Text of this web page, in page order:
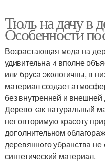
Тюль на дачу в
Особенности
Возрастающая мода на
удивительна и вполне
или бруса экологичны, в
материал создает
без внутренней и внешней
Дерево как натуральный
неповторимую красоту
дополнительном
деревянного убранства
синтетический материал.